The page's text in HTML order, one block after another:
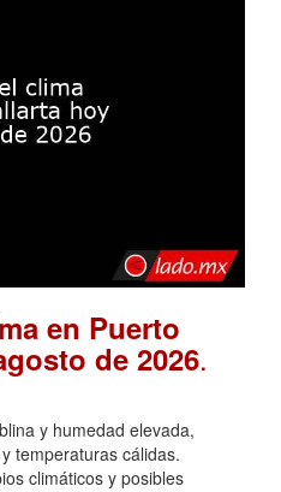
en Puerto
de 2026.
y humedad elevada,
temperaturas cálidas.
climáticos y posibles